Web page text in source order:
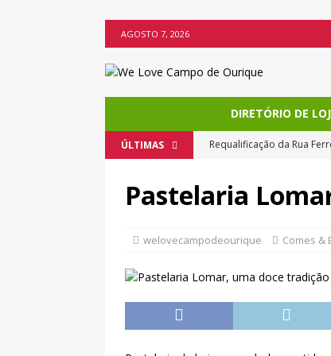
AGOSTO 7, 2026
DIRETÓRIO DE
ÚLTIMAS
Requalificação da Rua
O Natal chega mais cedo
Pastelaria
welovecampodeourique Comes &